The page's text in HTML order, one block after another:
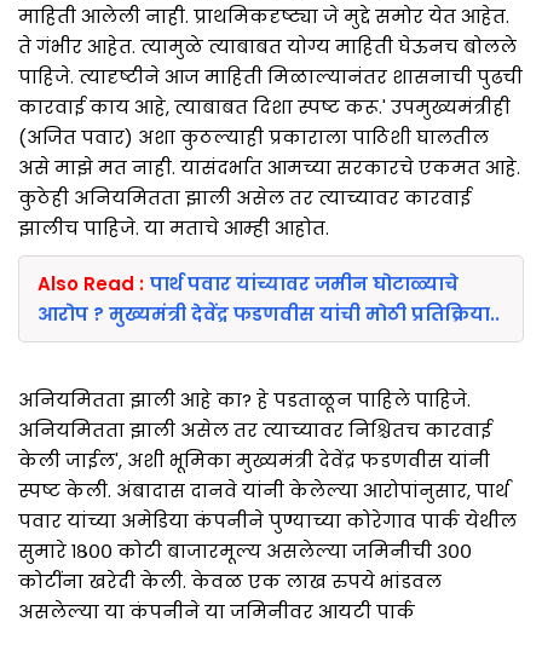
माहिती आलेली नाही. प्राथमिकदृष्ट्या जे मुद्दे समोर येत आहेत.
ते गंभीर आहेत. त्यामुळे त्याबाबत योग्य माहिती घेऊनच बोलले
पाहिजे. त्यादृष्टीने आज माहिती मिळाल्यानंतर शासनाची पुढची
कारवाई काय आहे, त्याबाबत दिशा स्पष्ट करू.' उपमुख्यमंत्रीही
(अजित पवार) अशा कुठल्याही प्रकाराला पाठिशी घालतील
असे माझे मत नाही. यासंदर्भात आमच्या सरकारचे एकमत आहे.
कुठेही अनियमितता झाली असेल तर त्याच्यावर कारवाई
झालीच पाहिजे. या मताचे आम्ही आहोत.
Also Read : पार्थ पवार यांच्यावर जमीन घोटाळ्याचे
आरोप ? मुख्यमंत्री देवेंद्र फडणवीस यांची मोठी प्रतिक्रिया..
अनियमितता झाली आहे का? हे पडताळून पाहिले पाहिजे.
अनियमितता झाली असेल तर त्याच्यावर निश्चितच कारवाई
केली जाईल', अशी भूमिका मुख्यमंत्री देवेंद्र फडणवीस यांनी
स्पष्ट केली. अंबादास दानवे यांनी केलेल्या आरोपांनुसार, पार्थ
पवार यांच्या अमेडिया कंपनीने पुण्याच्या कोरेगाव पार्क येथील
सुमारे १८०० कोटी बाजारमूल्य असलेल्या जमिनीची ३००
कोटींना खरेदी केली. केवळ एक लाख रुपये भांडवल
असलेल्या या कंपनीने या जमिनीवर आयटी पार्क